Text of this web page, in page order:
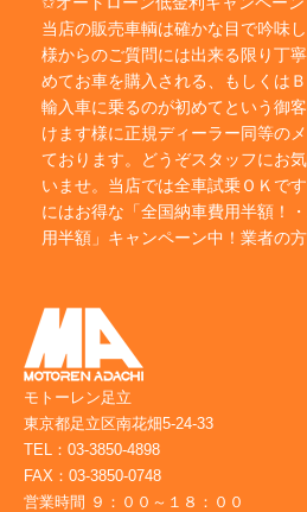
当店の販売車輌は確かな目で吟味
様からのご質問には出来る限り丁
めてお車を購入される、もしくは
輸入車に乗るのが初めてという御
けます様に正規ディーラー同等の
ております。どうぞスタッフにお
いませ。当店では全車試乗ＯＫで
にはお得な「全国納車費用半額！
用半額」キャンペーン中！業者の
モトーレン足立
東京都足立区南花畑5-24-33
TEL：03-3850-4898
FAX：03-3850-0748
営業時間 ９：００～１８：００